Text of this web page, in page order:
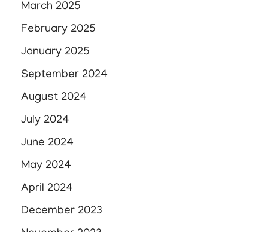
March 2025
February 2025
January 2025
September 2024
August 2024
July 2024
June 2024
May 2024
April 2024
December 2023